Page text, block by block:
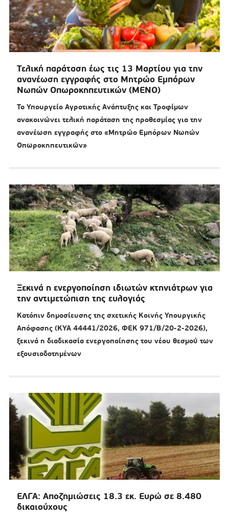
Τελική παράταση έως τις 13 Μαρτίου για την
ανανέωση εγγραφής στο Μητρώο Εμπόρων
Νωπών Οπωροκηπευτικών (ΜΕΝΟ)
Το Υπουργείο Αγροτικής Ανάπτυξης και Τροφίμων
ανακοινώνει τελική παράταση της προθεσμίας για την
ανανέωση εγγραφής στο «Μητρώο Εμπόρων Νωπών
Οπωροκηπευτικών»
Ξεκινά η ενεργοποίηση ιδιωτών κτηνιάτρων για
την αντιμετώπιση της ευλογιάς
Κατόπιν δημοσίευσης της σχετικής Κοινής Υπουργικής
Απόφασης (ΚΥΑ 44441/2026, ΦΕΚ 971/Β/20-2-2026),
ξεκινά η διαδικασία ενεργοποίησης του νέου θεσμού των
εξουσιοδοτημένων
ΕΛΓΑ: Αποζημιώσεις 18.3 εκ. Ευρώ σε 8.480
δικαιούχους